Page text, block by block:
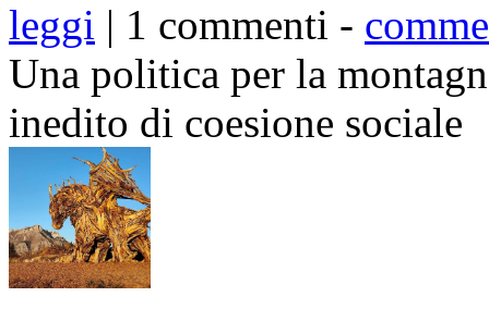
leggi | 1 commenti -
Una politica per la
inedito di coesione sociale